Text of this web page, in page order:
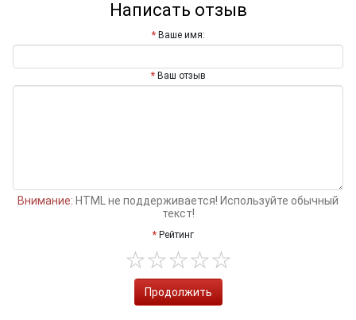
Написать отзыв
Ваше имя:
Ваш отзыв
Внимание: HTML не поддерживается! Используйте обычный
текст!
Рейтинг
Продолжить